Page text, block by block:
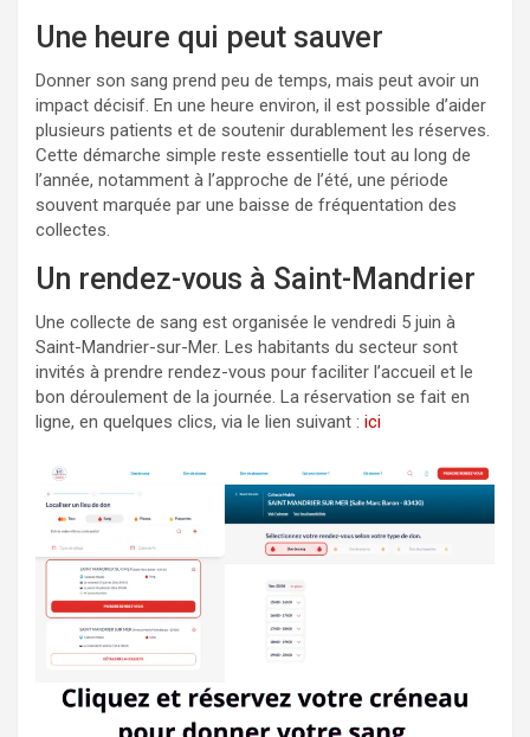
Une heure qui peut sauver
Donner son sang prend peu de temps, mais peut avoir un
impact décisif. En une heure environ, il est possible d’aider
plusieurs patients et de soutenir durablement les réserves.
Cette démarche simple reste essentielle tout au long de
l’année, notamment à l’approche de l’été, une période
souvent marquée par une baisse de fréquentation des
collectes.
Un rendez-vous à Saint-Mandrier
Une collecte de sang est organisée le vendredi 5 juin à
Saint-Mandrier-sur-Mer. Les habitants du secteur sont
invités à prendre rendez-vous pour faciliter l’accueil et le
bon déroulement de la journée. La réservation se fait en
ligne, en quelques clics, via le lien suivant : ici